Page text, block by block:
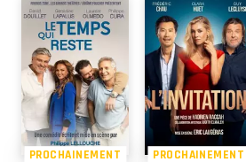
PROCHAINEMENT PROCHAINEMENT